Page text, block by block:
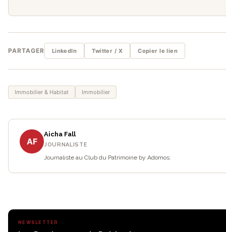
PARTAGER LinkedIn Twitter / X Copier le lien
Immobilier & Habitat Immobilier
AF
Aicha Fall
JOURNALISTE
Journaliste au Club du Patrimoine by Adomos.
NEWSLETTER